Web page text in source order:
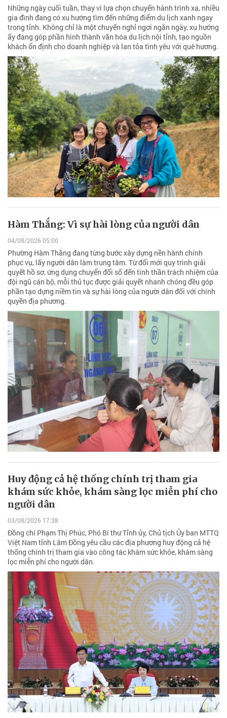
Những ngày cuối tuần, thay vì lựa chọn chuyến hành trình xa, nhiều
gia đình đang có xu hướng tìm đến những điểm du lịch xanh ngay
trong tỉnh. Không chỉ là một chuyến nghỉ ngơi ngắn ngày, xu hướng
ấy đang góp phần hình thành văn hóa du lịch nội tỉnh, tạo nguồn
khách ổn định cho doanh nghiệp và lan tỏa tình yêu với quê hương.
Hàm Thắng: Vì sự hài lòng của người dân
04/08/2026 05:00
Phường Hàm Thắng đang từng bước xây dựng nền hành chính
phục vụ, lấy người dân làm trung tâm. Từ đổi mới quy trình giải
quyết hồ sơ, ứng dụng chuyển đổi số đến tinh thần trách nhiệm của
đội ngũ cán bộ, mỗi thủ tục được giải quyết nhanh chóng đều góp
phần tạo dựng niềm tin và sự hài lòng của người dân đối với chính
quyền địa phương.
Huy động cả hệ thống chính trị tham gia
khám sức khỏe, khám sàng lọc miễn phí cho
người dân
03/08/2026 17:38
Đồng chí Phạm Thị Phúc, Phó Bí thư Tỉnh ủy, Chủ tịch Ủy ban MTTQ
Việt Nam tỉnh Lâm Đồng yêu cầu các địa phương huy động cả hệ
thống chính trị tham gia vào công tác khám sức khỏe, khám sàng
lọc miễn phí cho người dân.